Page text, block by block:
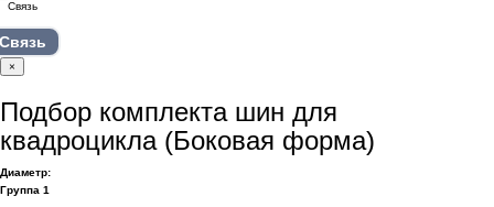
×
Подбор комплекта шин для
квадроцикла (Боковая форма)
Диаметр:
Группа 1